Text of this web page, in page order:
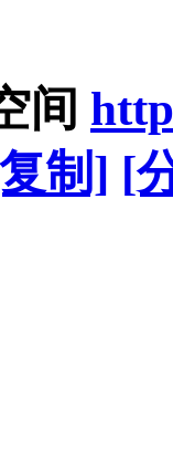
间
制] [